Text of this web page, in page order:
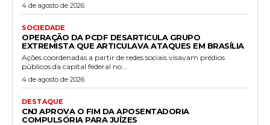
4 de agosto de 2026
SOCIEDADE
OPERAÇÃO DA PCDF DESARTICULA GRUPO
EXTREMISTA QUE ARTICULAVA ATAQUES EM BRASÍLIA
Ações coordenadas a partir de redes sociais visavam prédios
públicos da capital federal no...
4 de agosto de 2026
DESTAQUE
CNJ APROVA O FIM DA APOSENTADORIA
COMPULSÓRIA PARA JUÍZES